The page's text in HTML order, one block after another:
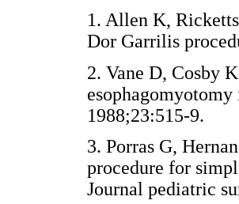
1. Allen K,
Dor Garrilis
2. Vane D, Cosby
1988;23:515-9.
3. Porras G,
procedure for
Journal pediatric